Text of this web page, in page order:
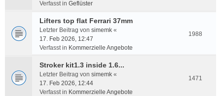
Verfasst in Geflüster
Lifters top flat Ferrari 37mm
Letzter Beitrag von simemk «
17. Feb 2026, 12:47
Verfasst in Kommerzielle Angebote
1988
Stroker kit1.3 inside 1.6...
Letzter Beitrag von simemk «
17. Feb 2026, 12:44
Verfasst in Kommerzielle Angebote
1471